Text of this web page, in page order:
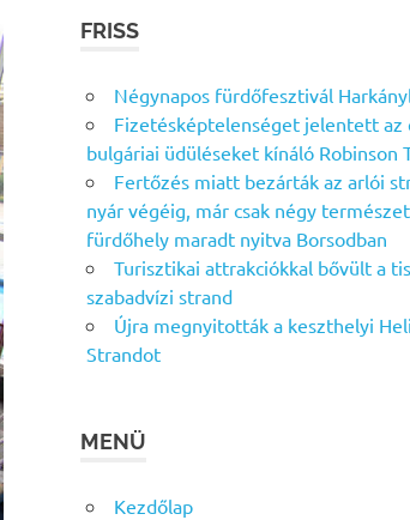
FRISS
Négynapos fürdőfesztivál
Fizetésképtelenséget jelentett az
bulgáriai üdüléseket kínáló Robinson
Fertőzés miatt bezárták az arlói
nyár végéig, már csak négy
fürdőhely maradt nyitva Borsodban
Turisztikai attrakciókkal bővült a
szabadvízi strand
Újra megnyitották a keszthelyi
Strandot
MENÜ
Kezdőlap